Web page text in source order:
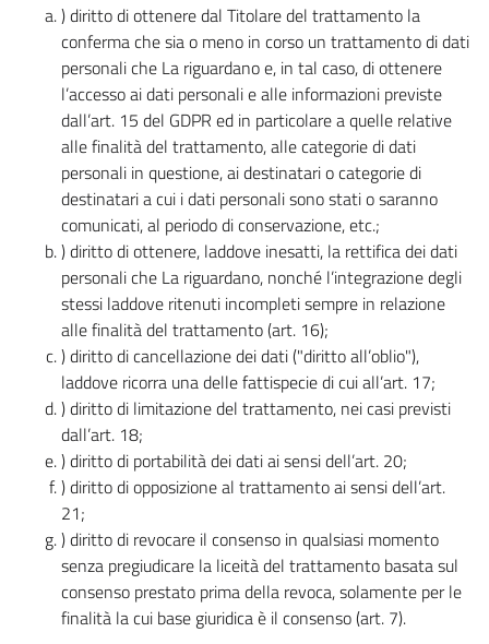
) diritto di ottenere dal Titolare del trattamento la
conferma che sia o meno in corso un trattamento di dati
personali che La riguardano e, in tal caso, di ottenere
l’accesso ai dati personali e alle informazioni previste
dall’art. 15 del GDPR ed in particolare a quelle relative
alle finalità del trattamento, alle categorie di dati
personali in questione, ai destinatari o categorie di
destinatari a cui i dati personali sono stati o saranno
comunicati, al periodo di conservazione, etc.;
) diritto di ottenere, laddove inesatti, la rettifica dei dati
personali che La riguardano, nonché l’integrazione degli
stessi laddove ritenuti incompleti sempre in relazione
alle finalità del trattamento (art. 16);
) diritto di cancellazione dei dati ("diritto all’oblio"),
laddove ricorra una delle fattispecie di cui all’art. 17;
) diritto di limitazione del trattamento, nei casi previsti
dall’art. 18;
) diritto di portabilità dei dati ai sensi dell’art. 20;
) diritto di opposizione al trattamento ai sensi dell’art.
21;
) diritto di revocare il consenso in qualsiasi momento
senza pregiudicare la liceità del trattamento basata sul
consenso prestato prima della revoca, solamente per le
finalità la cui base giuridica è il consenso (art. 7).